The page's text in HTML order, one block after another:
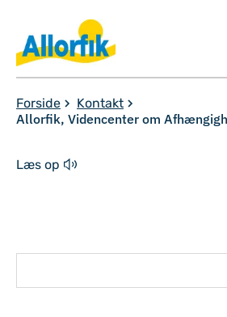
Forside Kontakt
Allorfik, Videncenter om
Læs op